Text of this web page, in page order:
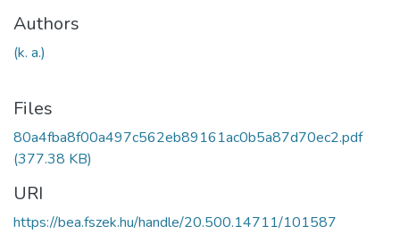
Authors
(k. a.)
Files
80a4fba8f00a497c562eb89161ac0b5a87d70ec2.pdf
(377.38 KB)
URI
https://bea.fszek.hu/handle/20.500.14711/101587